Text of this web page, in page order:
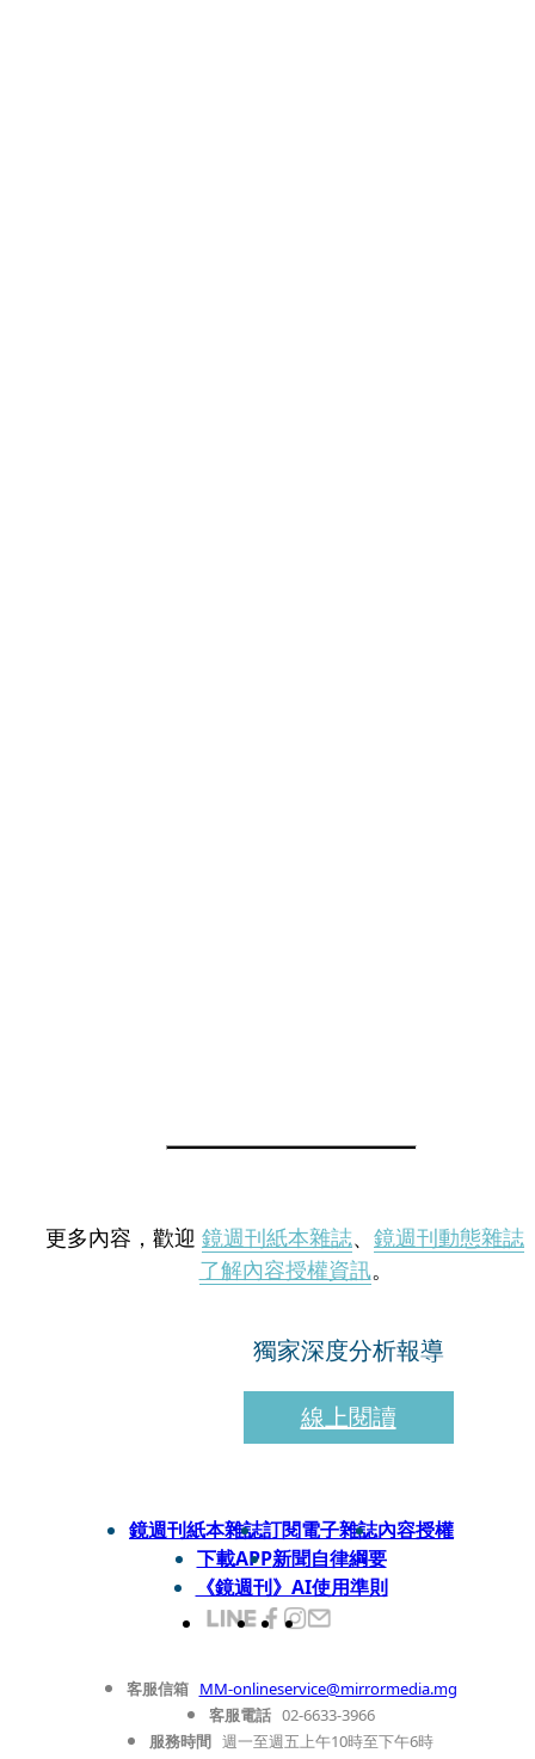
更多內容，歡迎 鏡週刊紙本雜誌、 鏡週刊動態雜誌
了解內容授權資訊。
獨家深度分析報導
線上閱讀
鏡週刊紙本雜誌訂閱電子雜誌內容授權
下載APP新聞自律綱要
《鏡週刊》AI使用準則
客服信箱 MM-onlineservice@mirrormedia.mg
客服電話 02-6633-3966
服務時間 週一至週五上午10時至下午6時